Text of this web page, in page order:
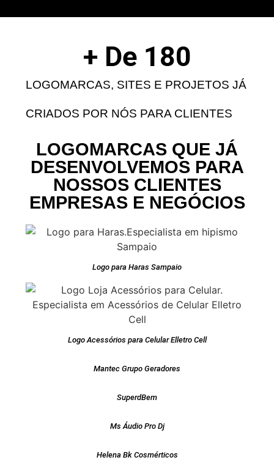
LOGOMARCAS, SITES E PROJETOS JÁ
CRIADOS POR NÓS PARA CLIENTES
+ De 180
LOGOMARCAS QUE JÁ
DESENVOLVEMOS PARA
NOSSOS CLIENTES
EMPRESAS E NEGÓCIOS
Logo para Haras Sampaio
Logo Acessórios para Celular Elletro Cell
Mantec Grupo Geradores
SuperdBem
Ms Áudio Pro Dj
Helena Bk Cosmérticos